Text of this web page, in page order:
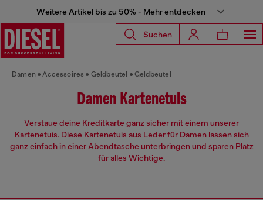
Weitere Artikel bis zu 50% - Mehr entdecken
Suchen
Damen Accessoires Geldbeutel Geldbeutel
Damen Kartenetuis
Verstaue deine Kreditkarte ganz sicher mit einem unserer
Kartenetuis. Diese Kartenetuis aus Leder für Damen lassen sich
ganz einfach in einer Abendtasche unterbringen und sparen Platz
für alles Wichtige.